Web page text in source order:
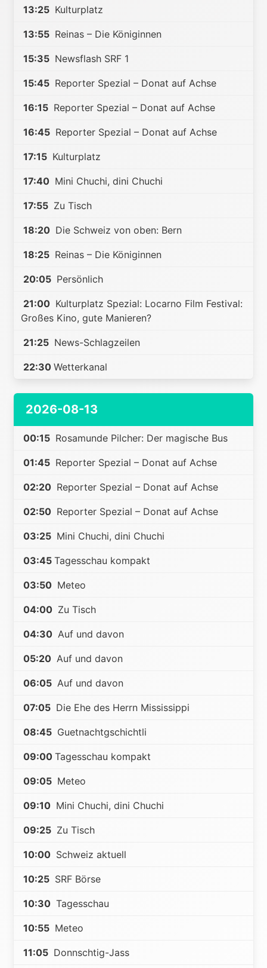
13:25 Kulturplatz
13:55 Reinas – Die Königinnen
15:35 Newsflash SRF 1
15:45 Reporter Spezial – Donat auf Achse
16:15 Reporter Spezial – Donat auf Achse
16:45 Reporter Spezial – Donat auf Achse
17:15 Kulturplatz
17:40 Mini Chuchi, dini Chuchi
17:55 Zu Tisch
18:20 Die Schweiz von oben: Bern
18:25 Reinas – Die Königinnen
20:05 Persönlich
21:00 Kulturplatz Spezial: Locarno Film Festival:
Großes Kino, gute Manieren?
21:25 News-Schlagzeilen
22:30 Wetterkanal
2026-08-13
00:15 Rosamunde Pilcher: Der magische Bus
01:45 Reporter Spezial – Donat auf Achse
02:20 Reporter Spezial – Donat auf Achse
02:50 Reporter Spezial – Donat auf Achse
03:25 Mini Chuchi, dini Chuchi
03:45 Tagesschau kompakt
03:50 Meteo
04:00 Zu Tisch
04:30 Auf und davon
05:20 Auf und davon
06:05 Auf und davon
07:05 Die Ehe des Herrn Mississippi
08:45 Guetnachtgschichtli
09:00 Tagesschau kompakt
09:05 Meteo
09:10 Mini Chuchi, dini Chuchi
09:25 Zu Tisch
10:00 Schweiz aktuell
10:25 SRF Börse
10:30 Tagesschau
10:55 Meteo
11:05 Donnschtig-Jass